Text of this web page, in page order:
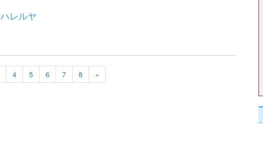
レルヤ
4 5 6 7 8 »